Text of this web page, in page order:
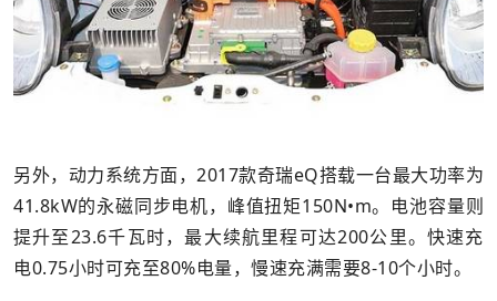
另外，动力系统方面，2017款奇瑞eQ搭载一台最大功率为
41.8kW的永磁同步电机，峰值扭矩150N•m。电池容量则
提升至23.6千瓦时，最大续航里程可达200公里。快速充
电0.75小时可充至80%电量，慢速充满需要8-10个小时。